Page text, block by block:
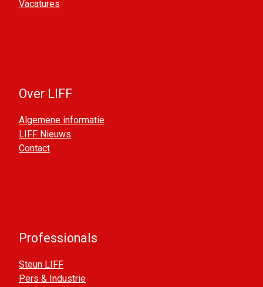
Vacatures
Over LIFF
Algemene informatie
LIFF Nieuws
Contact
Professionals
Steun LIFF
Pers & Industrie